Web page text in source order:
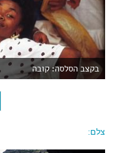
בקצב הסלסה: קובה
צלם: